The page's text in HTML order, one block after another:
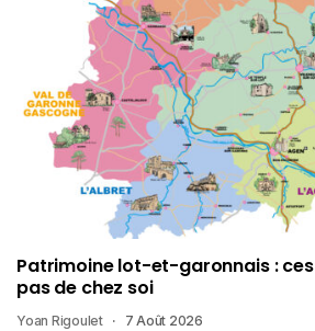
Patrimoine lot-et-garonnais :
pas de chez soi
Yoan Rigoulet 7 Août 2026